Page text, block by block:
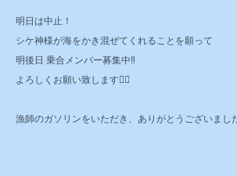
明日は中止！
シケ神様が海をかき混ぜてくれることを願って
明後日 乗合メンバー募集中‼️
よろしくお願い致します🙇‍♂️
漁師のガソリンをいただき、ありがとうございまし